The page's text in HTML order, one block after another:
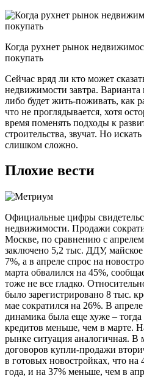
Когда рухнет рынок
покупать
Сейчас вряд ли кто может
недвижимости завтра. Варианта
либо будет жить-поживать, как
что не проглядывается, хотя
время поменять подходы к
строительства, звучат. Но
слишком сложно.
Плохие вести
Официальные цифры
недвижимости. Продажи
Москве, по сравнению с
заключено 5,2 тыс. ДДУ, майское
7%, а в апреле спрос на
марта обвалился на 45%,
тоже не все гладко.
было зарегистрировано 8 тыс.
мае сократился на 26%. В
динамика была еще хуже –
кредитов меньше, чем в марте.
рынке ситуация аналогичная. В
договоров купли-продажи
в готовых новостройках, что на
года, и на 37% меньше, чем в